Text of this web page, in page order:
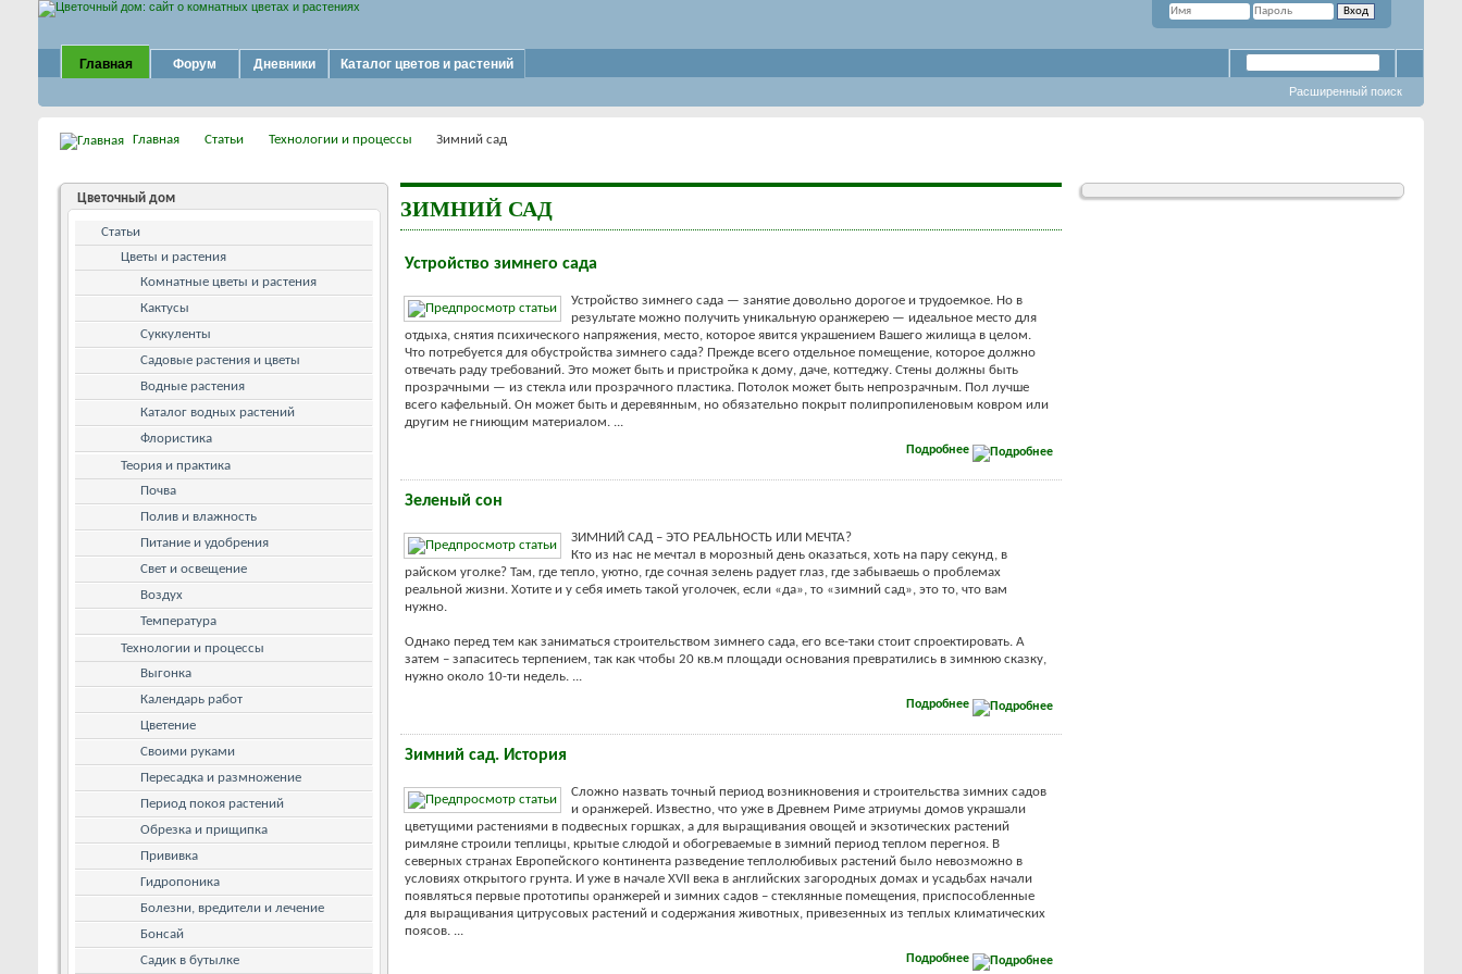
Главная Форум Дневники Каталог цветов и растений
Расширенный поиск
Главная Статьи Технологии и процессы Зимний сад
ЗИМНИЙ САД
Устройство зимнего сада
Устройство зимнего сада — занятие довольно дорогое и трудоемкое. Но в
результате можно получить уникальную оранжерею — идеальное место для
отдыха, снятия психического напряжения, место, которое явится украшением Вашего жилища в целом.
Что потребуется для обустройства зимнего сада? Прежде всего отдельное помещение, которое должно
отвечать раду требований. Это может быть и пристройка к дому, даче, коттеджу. Стены должны быть
прозрачными — из стекла или прозрачного пластика. Потолок может быть непрозрачным. Пол лучше
всего кафельный. Он может быть и деревянным, но обязательно покрыт полипропиленовым ковром или
другим не гниющим материалом. ...
Подробнее
Зеленый сон
ЗИМНИЙ САД – ЭТО РЕАЛЬНОСТЬ ИЛИ МЕЧТА?
Кто из нас не мечтал в морозный день оказаться, хоть на пару секунд, в
райском уголке? Там, где тепло, уютно, где сочная зелень радует глаз, где забываешь о проблемах
реальной жизни. Хотите и у себя иметь такой уголочек, если «да», то «зимний сад», это то, что вам
нужно.
Однако перед тем как заниматься строительством зимнего сада, его все-таки стоит спроектировать. А
затем – запаситесь терпением, так как чтобы 20 кв.м площади основания превратились в зимнюю сказку,
нужно около 10-ти недель. ...
Подробнее
Зимний сад. История
Сложно назвать точный период возникновения и строительства зимних садов
и оранжерей. Известно, что уже в Древнем Риме атриумы домов украшали
цветущими растениями в подвесных горшках, а для выращивания овощей и экзотических растений
римляне строили теплицы, крытые слюдой и обогреваемые в зимний период теплом перегноя. В
северных странах Европейского континента разведение теплолюбивых растений было невозможно в
условиях открытого грунта. И уже в начале XVII века в английских загородных домах и усадьбах начали
появляться первые прототипы оранжерей и зимних садов – стеклянные помещения, приспособленные
для выращивания цитрусовых растений и содержания животных, привезенных из теплых климатических
поясов. ...
Подробнее
Цветочный дом
Статьи
Цветы и растения
Комнатные цветы и растения
Кактусы
Суккуленты
Садовые растения и цветы
Водные растения
Каталог водных растений
Флористика
Теория и практика
Почва
Полив и влажность
Питание и удобрения
Свет и освещение
Воздух
Температура
Технологии и процессы
Выгонка
Календарь работ
Цветение
Своими руками
Пересадка и размножение
Период покоя растений
Обрезка и прищипка
Прививка
Гидропоника
Болезни, вредители и лечение
Бонсай
Садик в бутылке